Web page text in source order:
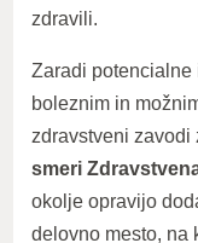
zdravili.
Zaradi
boleznim in
zdravstveni
smeri
okolje opravijo
delovno mesto, na